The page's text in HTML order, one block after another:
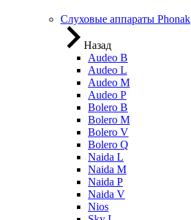
Слуховые аппараты Phonak
Назад
Audeo B
Audeo L
Audeo М
Audeo P
Bolero B
Bolero M
Bolero V
Bolero Q
Naida L
Naida M
Naida P
Naida V
Nios